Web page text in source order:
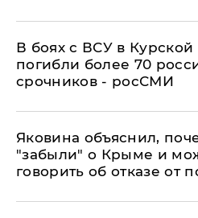
В боях с ВСУ в Курской
погибли более 70
срочников - росСМИ
Яковина объяснил,
"забыли" о Крыме и
говорить об отказе от